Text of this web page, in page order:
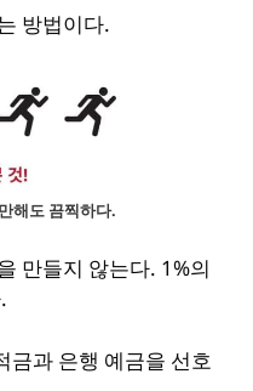
방법이다.
해도 끔찍하다.
만들지 않는다. 1%의
금과 은행 예금을 선호